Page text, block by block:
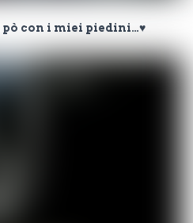
pò con i miei piedini…♥